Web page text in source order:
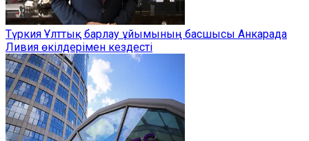
Түркия Ұлттық барлау ұйымының басшысы Анкарада
Ливия өкілдерімен кездесті